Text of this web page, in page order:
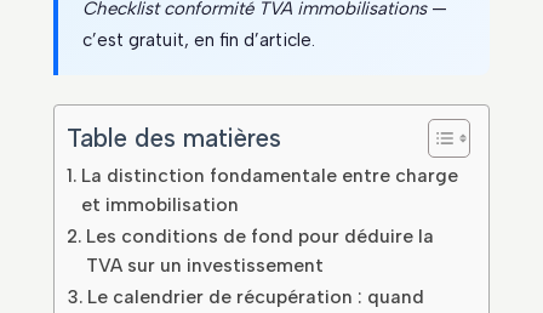
Checklist conformité TVA immobilisations—
c’est gratuit, en fin d’article.
Table des matières
La distinction fondamentale entre charge
et immobilisation
Les conditions de fond pour déduire la
TVA sur un investissement
Le calendrier de récupération : quand